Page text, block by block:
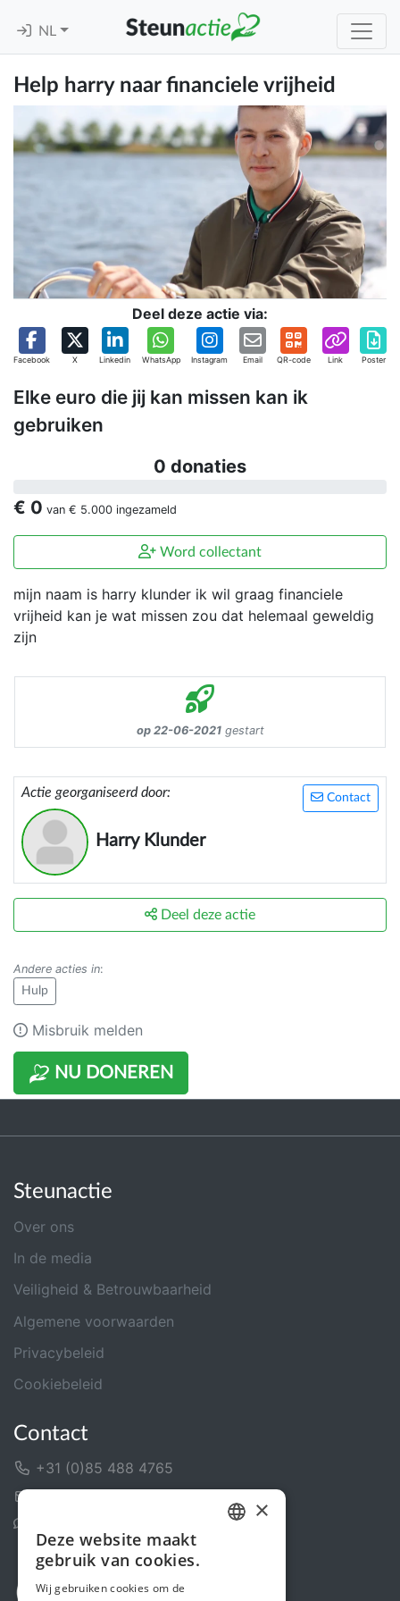
NL
Help harry naar financiele vrijheid
Deel deze actie via:
Facebook X Linkedin WhatsApp Instagram Email QR-code Link Poster
Elke euro die jij kan missen kan ik
gebruiken
0 donaties
€ 0 van € 5.000 ingezameld
Word collectant
mijn naam is harry klunder ik wil graag financiele
vrijheid kan je wat missen zou dat helemaal geweldig
zijn
op 22-06-2021gestart
Contact
Actie georganiseerd door:
Harry Klunder
NU DONEREN
Deel deze actie
Andere acties in:
Hulp
Misbruik melden
Steunactie
Over ons
In de media
Veiligheid & Betrouwbaarheid
Algemene voorwaarden
Privacybeleid
Cookiebeleid
Contact
+31 (0)85 488 4765
×
Deze website maakt
gebruik van cookies.
Wij gebruiken cookies om de